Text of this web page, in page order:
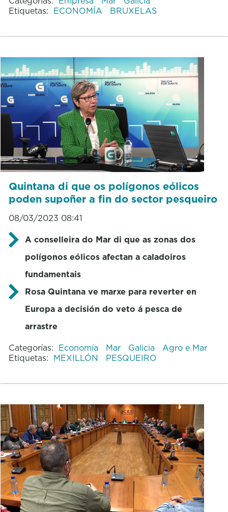
Etiquetas: ECONOMÍA BRUXELAS
Quintana di que os polígonos eólicos
poden supoñer a fin do sector pesqueiro
08/03/2023 08:41
A conselleira do Mar di que as zonas dos
polígonos eólicos afectan a caladoiros
fundamentais
Rosa Quintana ve marxe para reverter en
Europa a decisión do veto á pesca de
arrastre
Categorías: Economía Mar Galicia
Agro e Mar
Etiquetas: MEXILLÓN PESQUEIRO